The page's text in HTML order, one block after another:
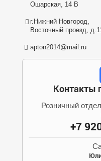
Ошарская, 14 В
г.Нижний Новгород,
Восточный проезд,
apton2014@mail.ru
Контакты
Розничный
+7